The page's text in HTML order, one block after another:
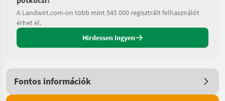
A Landwirt.com-on több mint 545 000 regisztrált felhasználót
érhet el.
Hirdessen ingyen
Fontos információk